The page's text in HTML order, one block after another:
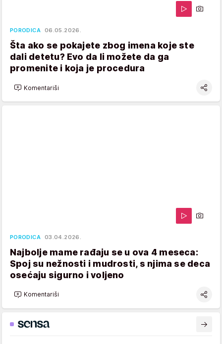
PORODICA 06.05.2026.
Šta ako se pokajete zbog imena koje ste
dali detetu? Evo da li možete da ga
promenite i koja je procedura
Komentariši
PORODICA 03.04.2026.
Najbolje mame rađaju se u ova 4 meseca:
Spoj su nežnosti i mudrosti, s njima se deca
osećaju sigurno i voljeno
Komentariši